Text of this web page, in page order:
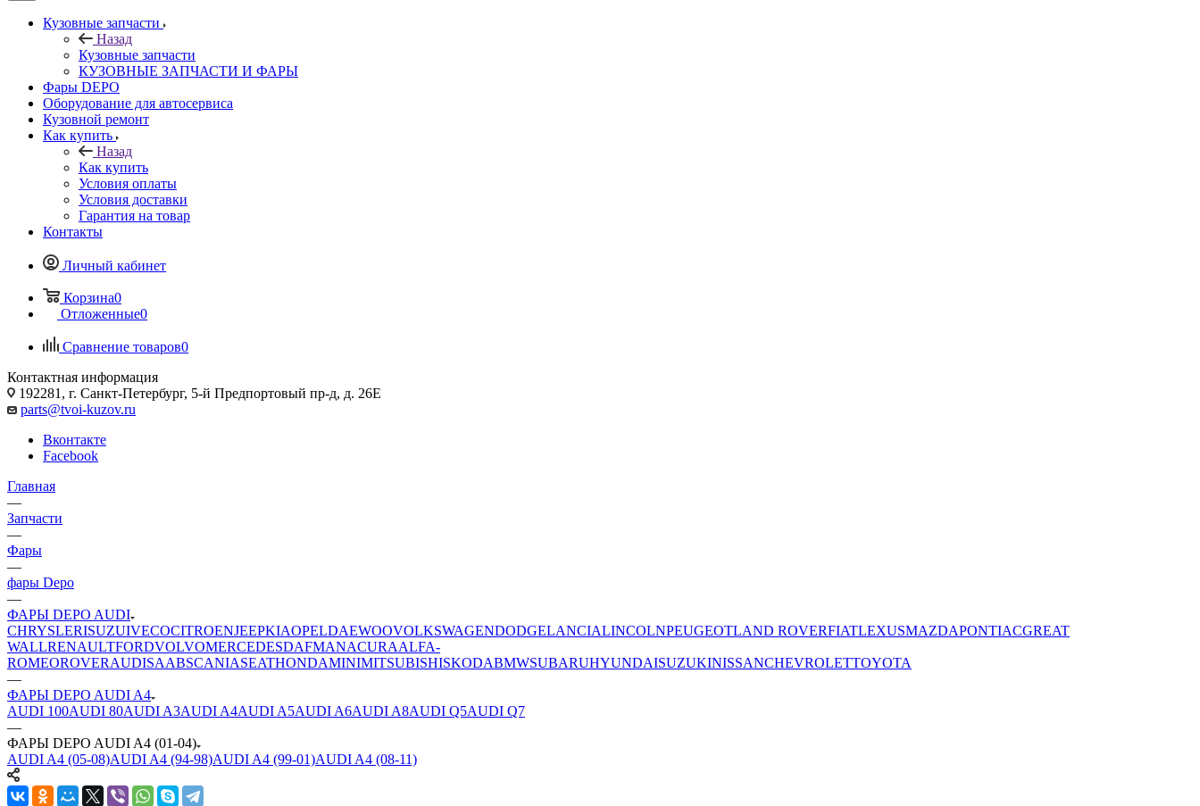
Кузовные запчасти
Назад
Кузовные запчасти
КУЗОВНЫЕ ЗАПЧАСТИ И ФАРЫ
Фары DEPO
Оборудование для автосервиса
Кузовной ремонт
Как купить
Назад
Как купить
Условия оплаты
Условия доставки
Гарантия на товар
Контакты
Личный кабинет
Корзина0
Отложенные0
Сравнение товаров0
Контактная информация
192281, г. Санкт-Петербург, 5-й Предпортовый пр-д, д. 26Е
parts@tvoi-kuzov.ru
Вконтакте
Facebook
Главная
—
Запчасти
—
Фары
—
фары Depo
—
ФАРЫ DEPO AUDI
CHRYSLERISUZUIVECOCITROENJEEPKIAOPELDAEWOOVOLKSWAGENDODGELANCIALINCOLNPEUGEOTLAND ROVERFIATLEXUSMAZDAPONTIACGREAT
WALLRENAULTFORDVOLVOMERCEDESDAFMANACURAALFA-
ROMEOROVERAUDISAABSCANIASEATHONDAMINIMITSUBISHISKODABMWSUBARUHYUNDAISUZUKINISSANCHEVROLETTOYOTA
—
ФАРЫ DEPO AUDI A4
AUDI 100AUDI 80AUDI A3AUDI A4AUDI A5AUDI A6AUDI A8AUDI Q5AUDI Q7
—
ФАРЫ DEPO AUDI A4 (01-04)
AUDI A4 (05-08)AUDI A4 (94-98)AUDI A4 (99-01)AUDI A4 (08-11)